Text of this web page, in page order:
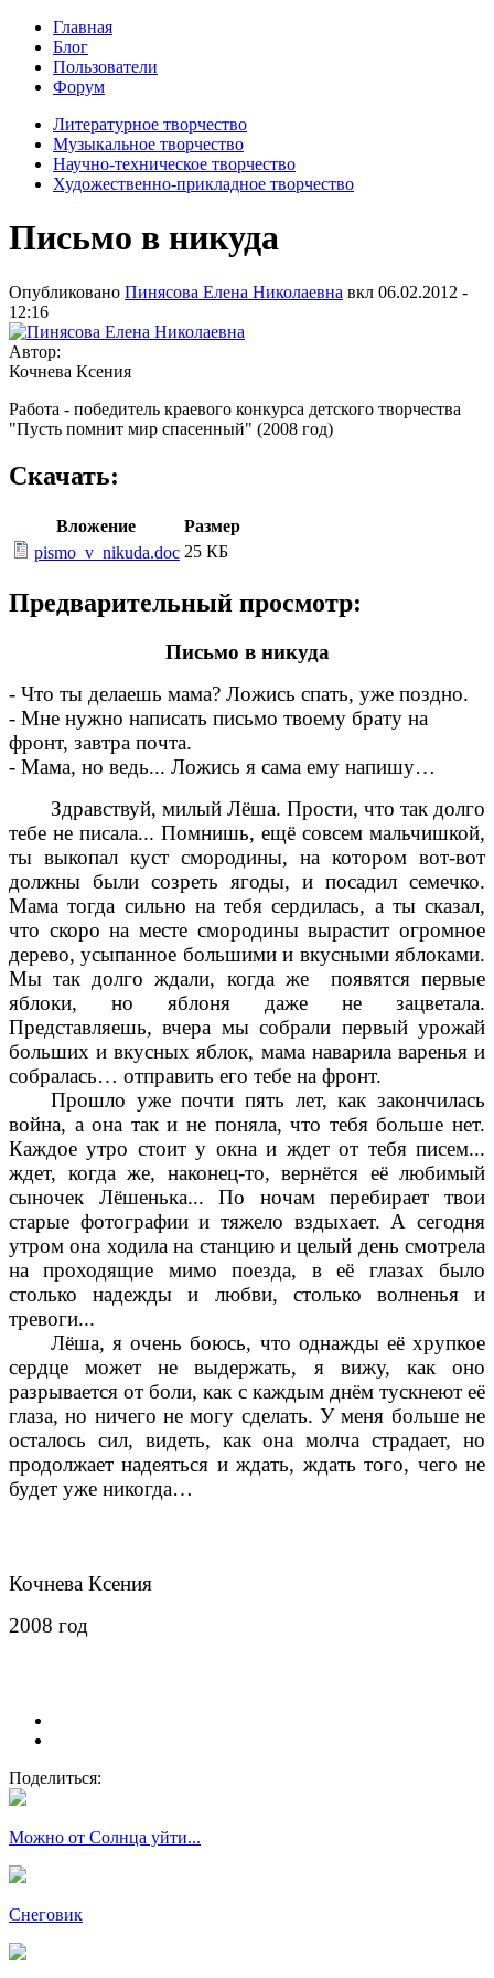
Главная
Блог
Пользователи
Форум
Литературное творчество
Музыкальное творчество
Научно-техническое творчество
Художественно-прикладное творчество
Письмо в никуда
Опубликовано Пинясова Елена Николаевна вкл 06.02.2012 -
12:16
Автор:
Кочнева Ксения
Работа - победитель краевого конкурса детского творчества
"Пусть помнит мир спасенный" (2008 год)
Скачать:
Вложение
Размер
pismo_v_nikuda.doc 25 КБ
Предварительный просмотр:
Письмо в никуда
- Что ты делаешь мама? Ложись спать, уже поздно.
- Мне нужно написать письмо твоему брату на
фронт, завтра почта.
- Мама, но ведь... Ложись я сама ему напишу…
Здравствуй, милый Лёша. Прости, что так долго
тебе не писала... Помнишь, ещё совсем мальчишкой,
ты выкопал куст смородины, на котором вот-вот
должны были созреть ягоды, и посадил семечко.
Мама тогда сильно на тебя сердилась, а ты сказал,
что скоро на месте смородины вырастит огромное
дерево, усыпанное большими и вкусными яблоками.
Мы так долго ждали, когда же появятся первые
яблоки, но яблоня даже не зацветала.
Представляешь, вчера мы собрали первый урожай
больших и вкусных яблок, мама наварила варенья и
собралась… отправить его тебе на фронт.
Прошло уже почти пять лет, как закончилась
война, а она так и не поняла, что тебя больше нет.
Каждое утро стоит у окна и ждет от тебя писем...
ждет, когда же, наконец-то, вернётся её любимый
сыночек Лёшенька... По ночам перебирает твои
старые фотографии и тяжело вздыхает. А сегодня
утром она ходила на станцию и целый день смотрела
на проходящие мимо поезда, в её глазах было
столько надежды и любви, столько волненья и
тревоги...
Лёша, я очень боюсь, что однажды её хрупкое
сердце может не выдержать, я вижу, как оно
разрывается от боли, как с каждым днём тускнеют её
глаза, но ничего не могу сделать. У меня больше не
осталось сил, видеть, как она молча страдает, но
продолжает надеяться и ждать, ждать того, чего не
будет уже никогда…
Кочнева Ксения
2008 год
Поделиться:
Можно от Солнца уйти...
Снеговик